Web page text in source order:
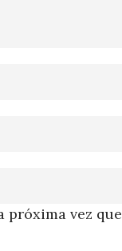
próxima vez que